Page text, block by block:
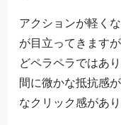
アクションが軽く
が目立ってきます
どペラペラではあ
間に微かな抵抗感
なクリック感があり